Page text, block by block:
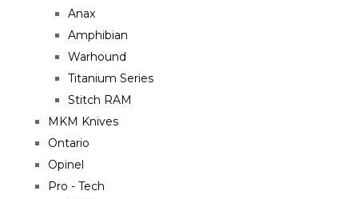
Anax
Amphibian
Warhound
Titanium Series
Stitch RAM
MKM Knives
Ontario
Opinel
Pro - Tech